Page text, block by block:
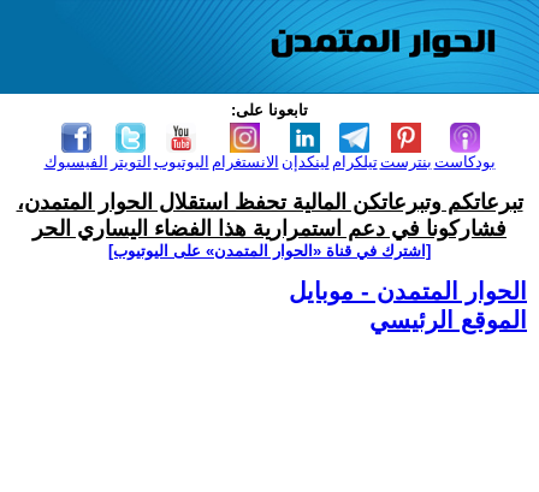
تابعونا على:
الفيسبوك التويتر اليوتيوب الانستغرام لينكدإن تيلكرامبنترست بودكاست
تبرعاتكم وتبرعاتكن المالية تحفظ استقلال الحوار المتمدن،
فشاركونا في دعم استمرارية هذا الفضاء اليساري الحر
[اشترك في قناة ‫«الحوار المتمدن» على اليوتيوب]
الحوار المتمدن - موبايل
الموقع الرئيسي